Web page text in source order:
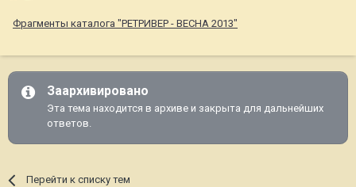
Фрагменты каталога "РЕТРИВЕР - ВЕСНА 2013"
Заархивировано
Эта тема находится в архиве и закрыта для дальнейших
ответов.
Перейти к списку тем